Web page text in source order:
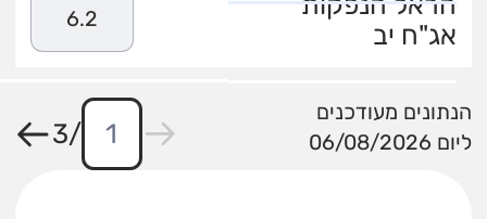
אג"ח יב
6.2
הנתונים מעודכנים
ליום 06/08/2026
/
3